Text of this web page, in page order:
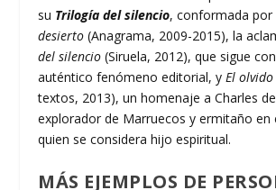
su Trilogía del silencio, conformada por
desierto (Anagrama, 2009-2015), la
del silencio (Siruela, 2012), que sigue
auténtico fenómeno editorial, yEl
textos, 2013), un homenaje a Charles
explorador de Marruecos y ermitaño en
quien se considera hijo espiritual.
MÁS EJEMPLOS DE